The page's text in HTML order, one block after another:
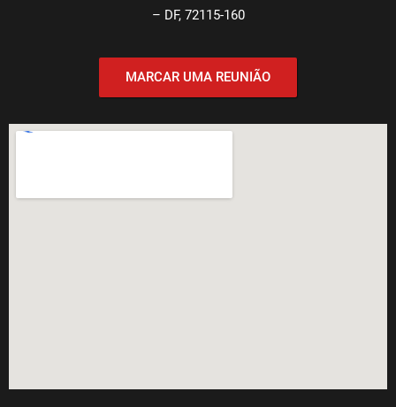
– DF, 72115-160
MARCAR UMA REUNIÃO